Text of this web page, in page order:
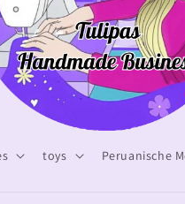
toys Peruanische